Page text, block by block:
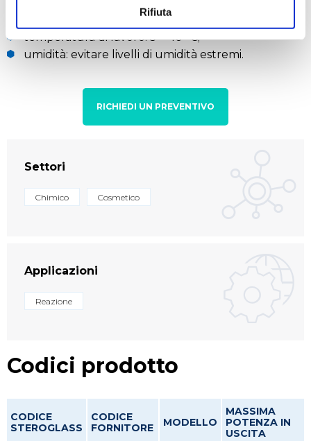
Rifiuta
connessione al PC: opzionale;
temperatura di lavoro: 5 ÷ 40 °C;
umidità: evitare livelli di umidità estremi.
RICHIEDI UN PREVENTIVO
Settori
Chimico Cosmetico
Applicazioni
Reazione
Codici prodotto
CODICE
STEROGLASS
CODICE
FORNITORE
MODELLO
MASSIMA
POTENZA IN
USCITA